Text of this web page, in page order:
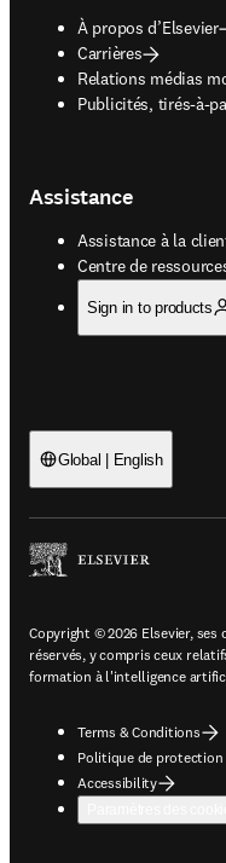
À propos d’Elsevier
Carrières
Relations médias
Publicités, tirés-à-
opens in new tab/
Assistance
Assistance à la
Centre de
opens in new tab/
Sign in to products
Global | English
Copyright © 2026 Elsevier,
réservés, y compris ceux
formation à l'intelligence
Terms & Conditions
Politique de protection
Accessibility